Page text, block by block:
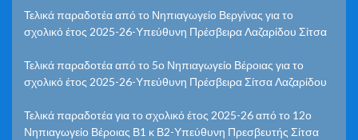
Τελικά παραδοτέα από το Νηπιαγωγείο Βεργίνας για το
σχολικό έτος 2025-26-Υπεύθυνη Πρέσβειρα Λαζαρίδου Σίτσα
Τελικά παραδοτέα από το 5ο Νηπιαγωγείο Βέροιας για το
σχολικό έτος 2025-26-Υπεύθυνη Πρέσβειρα Σίτσα Λαζαρίδου
Τελικά παραδοτέα για το σχολικό έτος 2025-26 από το 12ο
Νηπιαγωγείο Βέροιας Β1 κ Β2-Υπεύθυνη Πρεσβευτής Σίτσα